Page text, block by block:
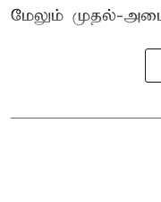
மேலும் முதல்-